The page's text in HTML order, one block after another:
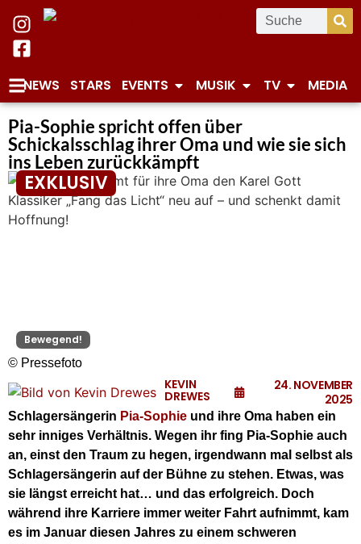
NEWS STARS EVENTS MUSIK TV MEDIA
Pia-Sophie spricht offen über
Schickalsschlag ihrer Oma und wie sie sich
ins Leben zurückkämpft
EXKLUSIV
Bewegend!
© Pressefoto
KEVIN
DREWES
24. NOVEMBER
2025
Schlagersängerin Pia-Sophie und ihre Oma haben ein
sehr inniges Verhältnis. Wegen ihr fing Pia-Sophie auch
an, einst den Traum zu hegen, irgendwann mal selbst als
Schlagersängerin auf der Bühne zu stehen. Etwas, was
sie längst erreicht hat… und das erfolgreich. Doch
während ihre Karriere immer weiter Fahrt aufnimmt, kam
es im Januar diesen Jahres zu einem schweren